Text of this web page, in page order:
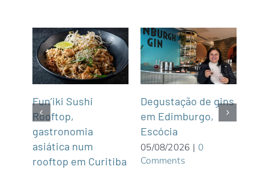
Fun’iki Sushi
Rooftop,
gastronomia
asiática num
rooftop em Curitiba
Degustação de gins
em Edimburgo,
Escócia
05/08/2026 | 0
Comments